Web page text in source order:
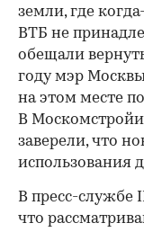
земли, где
ВТБ не
обещали
году мэр
на этом месте
В
заверели, что
использования
В пресс-службе
что